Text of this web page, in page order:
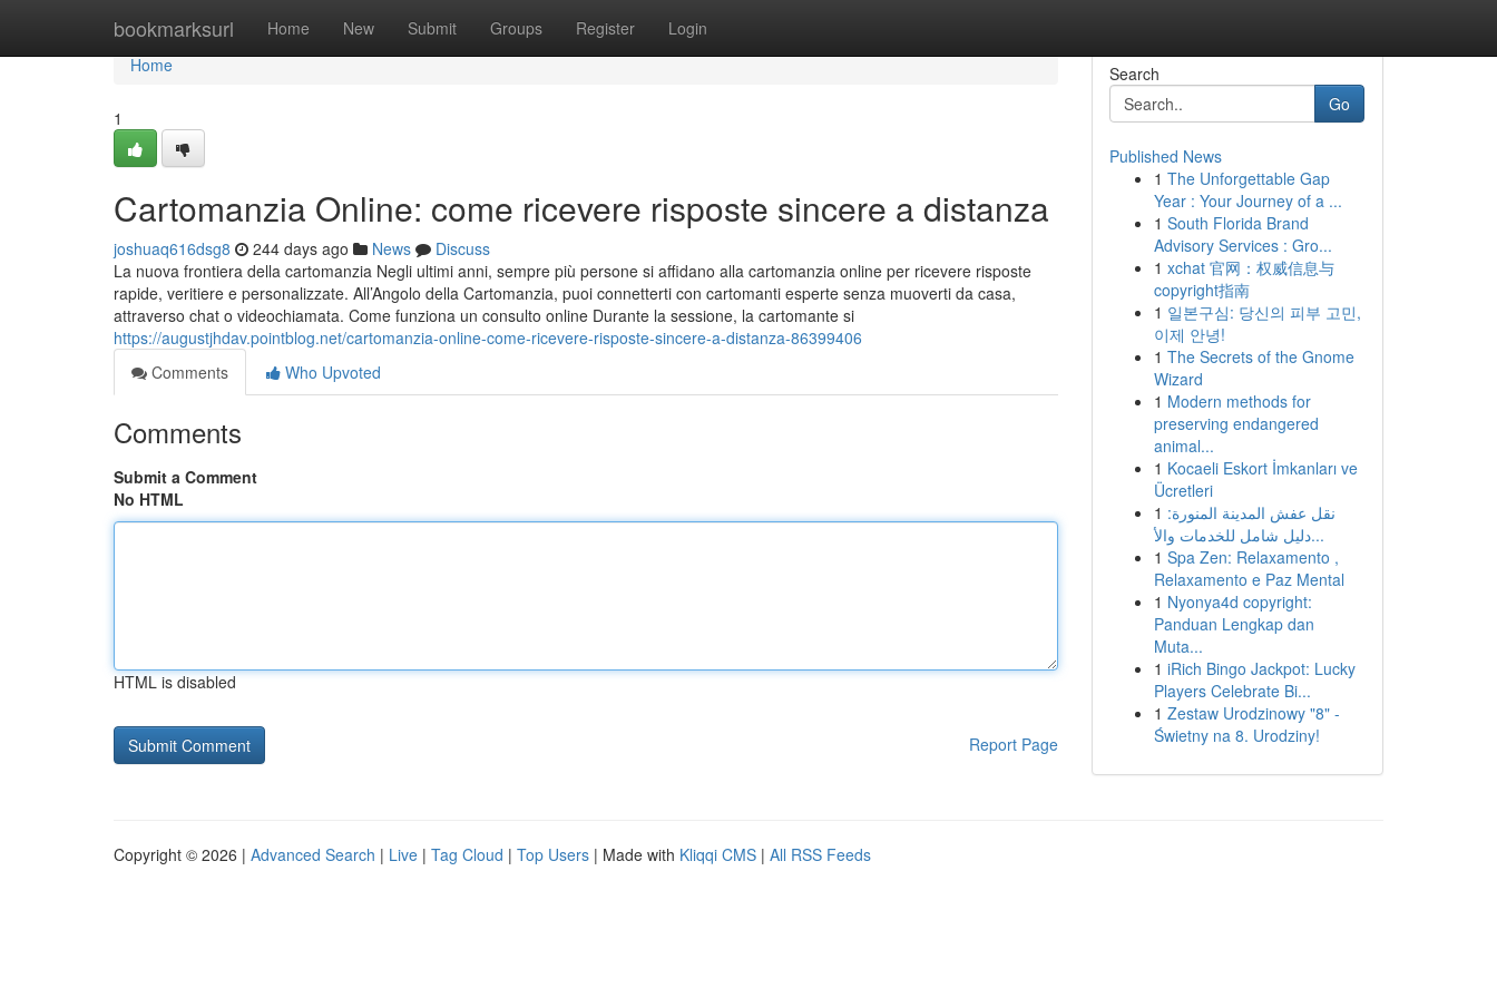
bookmarksurl Home New Submit Groups Register Login
Home
Home
1
Cartomanzia Online: come ricevere risposte sincere a distanza
joshuaq616dsg8 244 days ago News
Discuss
La nuova frontiera della cartomanzia Negli ultimi anni, sempre più persone si affidano alla cartomanzia online per ricevere risposte
rapide, veritiere e personalizzate. All’Angolo della Cartomanzia, puoi connetterti con cartomanti esperte senza muoverti da casa,
attraverso chat o videochiamata. Come funziona un consulto online Durante la sessione, la cartomante si
https://augustjhdav.pointblog.net/cartomanzia-online-come-ricevere-risposte-sincere-a-distanza-86399406
Comments
Who Upvoted
Comments
Submit a Comment
No HTML
HTML is disabled
Report Page
Search
Go
Published News
1 The Unforgettable Gap
Year : Your Journey of a ...
1 South Florida Brand
Advisory Services : Gro...
1 xchat 官网：权威信息与
copyright指南
1 일본구심: 당신의 피부 고민,
이제 안녕!
1 The Secrets of the Gnome
Wizard
1 Modern methods for
preserving endangered
animal...
1 Kocaeli Eskort İmkanları ve
Ücretleri
1 نقل عفش المدينة المنورة:
دليل شامل للخدمات والأ...
1 Spa Zen: Relaxamento ,
Relaxamento e Paz Mental
1 Nyonya4d copyright:
Panduan Lengkap dan
Muta...
1 iRich Bingo Jackpot: Lucky
Players Celebrate Bi...
1 Zestaw Urodzinowy "8" -
Świetny na 8. Urodziny!
Copyright © 2026 | Advanced Search | Live | Tag Cloud | Top Users | Made with Kliqqi CMS | All RSS Feeds